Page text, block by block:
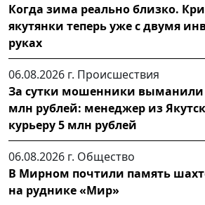
Когда зима реально близко.
якутянки теперь уже с двумя
руках
06.08.2026 г. Происшествия
За сутки мошенники выманили
млн рублей: менеджер из
курьеру 5 млн рублей
06.08.2026 г. Общество
В Мирном почтили память
на руднике «Мир»